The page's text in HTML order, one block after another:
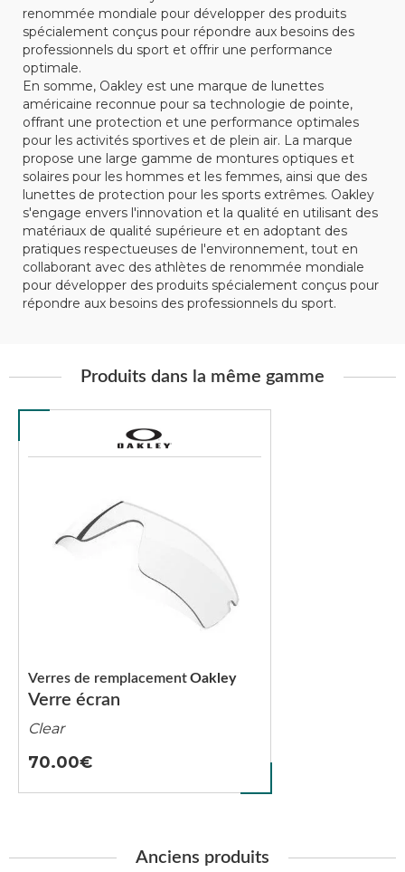
renommée mondiale pour développer des produits
spécialement conçus pour répondre aux besoins des
professionnels du sport et offrir une performance
optimale.
En somme, Oakley est une marque de lunettes
américaine reconnue pour sa technologie de pointe,
offrant une protection et une performance optimales
pour les activités sportives et de plein air. La marque
propose une large gamme de montures optiques et
solaires pour les hommes et les femmes, ainsi que des
lunettes de protection pour les sports extrêmes. Oakley
s'engage envers l'innovation et la qualité en utilisant des
matériaux de qualité supérieure et en adoptant des
pratiques respectueuses de l'environnement, tout en
collaborant avec des athlètes de renommée mondiale
pour développer des produits spécialement conçus pour
répondre aux besoins des professionnels du sport.
Produits dans la même gamme
Verre écran
Verres de remplacementOakley
Clear
70.00
Anciens produits